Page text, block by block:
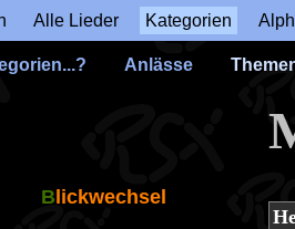
Alle Lieder Kategorien
Anlässe
B lickwechsel